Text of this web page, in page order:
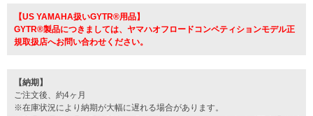
【US YAMAHA扱いGYTR®用品】
GYTR®製品につきましては、ヤマハオフロードコンペティションモデル正
規取扱店へお問い合わせください。
【納期】
ご注文後、約4ヶ月
※在庫状況により納期が大幅に遅れる場合があります。